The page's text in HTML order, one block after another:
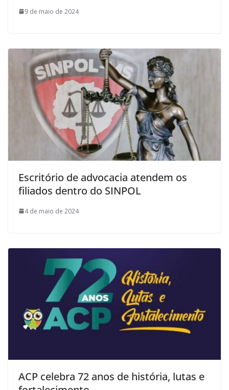
9 de maio de 2024
Escritório de advocacia atendem os
filiados dentro do SINPOL
4 de maio de 2024
ACP celebra 72 anos de história, lutas e